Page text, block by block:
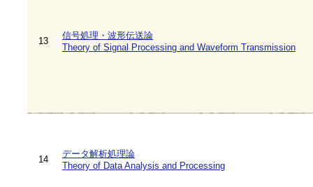
13
信号処理・波形伝送論
Theory of Signal Processing and Waveform Transmission
14
データ解析処理論
Theory of Data Analysis and Processing